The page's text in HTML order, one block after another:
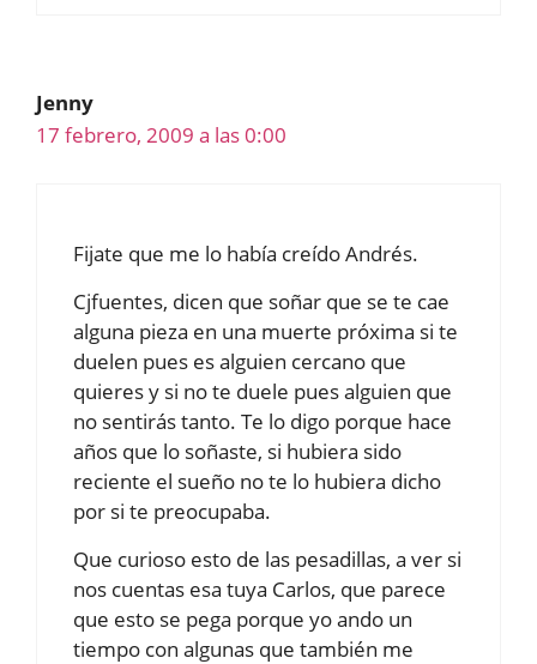
Jenny
17 febrero, 2009 a las 0:00
Fijate que me lo había creído Andrés.
Cjfuentes, dicen que soñar que se te cae
alguna pieza en una muerte próxima si te
duelen pues es alguien cercano que
quieres y si no te duele pues alguien que
no sentirás tanto. Te lo digo porque hace
años que lo soñaste, si hubiera sido
reciente el sueño no te lo hubiera dicho
por si te preocupaba.
Que curioso esto de las pesadillas, a ver si
nos cuentas esa tuya Carlos, que parece
que esto se pega porque yo ando un
tiempo con algunas que también me